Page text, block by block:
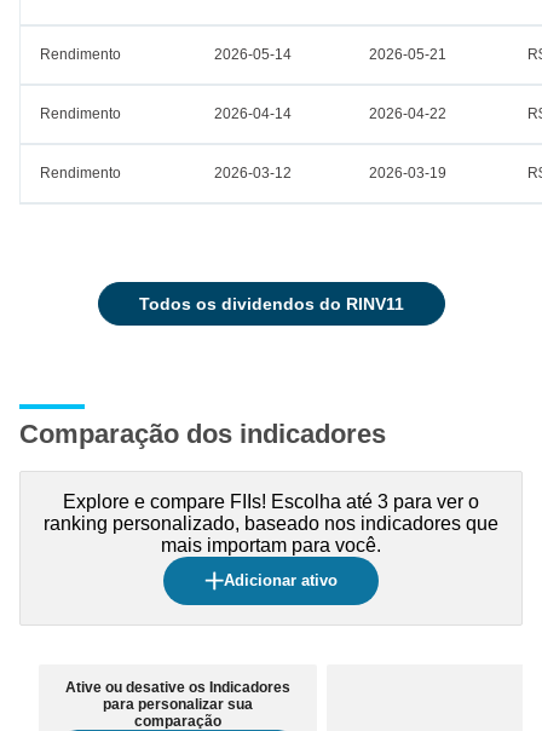
Rendimento 2026-05-14 2026-05-21
Rendimento 2026-04-14 2026-04-22
Rendimento 2026-03-12 2026-03-19
todos os dividendos do RINV11
Comparação dos indicadores
Explore e compare FIIs! Escolha até 3 para ver o
ranking personalizado, baseado nos indicadores que
mais importam para você.
Adicionar ativo
Ative ou desative os Indicadores
para personalizar sua
comparação